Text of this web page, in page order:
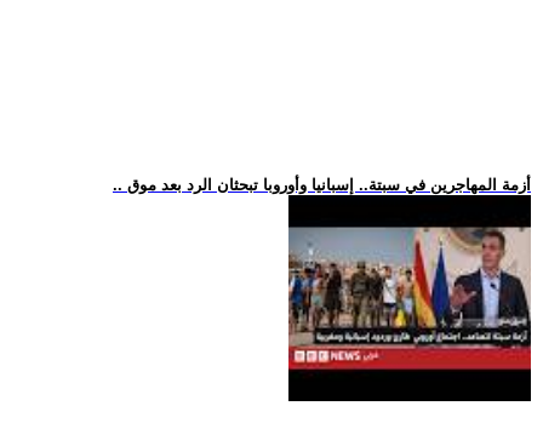
.. أزمة المهاجرين في سبتة.. إسبانيا وأوروبا تبحثان الرد بعد موق